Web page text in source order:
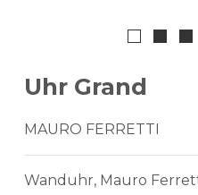
Uhr Grand
MAURO FERRETTI
Wanduhr, Mauro